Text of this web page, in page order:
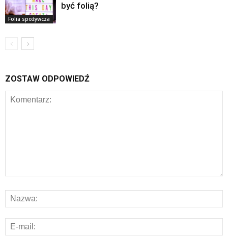
Folia spożywcza
być folią?
ZOSTAW ODPOWIEDŹ